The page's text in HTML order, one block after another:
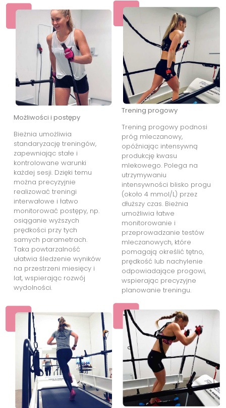
Możliwości i postępy
Bieżnia umożliwia
standaryzację treningów,
zapewniając stałe i
kontrolowane warunki
każdej sesji. Dzięki temu
można precyzyjnie
realizować treningi
interwałowe i łatwo
monitorować postępy, np.
osiąganie wyższych
prędkości przy tych
samych parametrach.
Taka powtarzalność
ułatwia śledzenie wyników
na przestrzeni miesięcy i
lat, wspierając rozwój
wydolności.
Trening progowy
Trening progowy podnosi
próg mleczanowy,
opóźniając intensywną
produkcję kwasu
mlekowego. Polega na
utrzymywaniu
intensywności blisko progu
(około 4 mmol/L) przez
dłuższy czas. Bieżnia
umożliwia łatwe
monitorowanie i
przeprowadzanie testów
mleczanowych, które
pomagają określić tętno,
prędkość lub nachylenie
odpowiadające progowi,
wspierając precyzyjne
planowanie treningu.